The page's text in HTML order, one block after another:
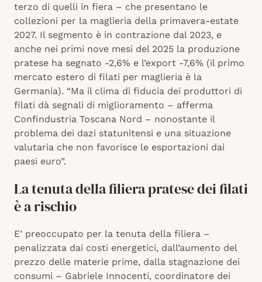
terzo di quelli in fiera – che presentano le
collezioni per la maglieria della primavera-estate
2027. Il segmento è in contrazione dal 2023, e
anche nei primi nove mesi del 2025 la produzione
pratese ha segnato -2,6% e l’export -7,6% (il primo
mercato estero di filati per maglieria è la
Germania). “Ma il clima di fiducia dei produttori di
filati dà segnali di miglioramento – afferma
Confindustria Toscana Nord – nonostante il
problema dei dazi statunitensi e una situazione
valutaria che non favorisce le esportazioni dai
paesi euro”.
La tenuta della filiera pratese dei filati
è a rischio
E’ preoccupato per la tenuta della filiera –
penalizzata dai costi energetici, dall’aumento del
prezzo delle materie prime, dalla stagnazione dei
consumi – Gabriele Innocenti, coordinatore dei